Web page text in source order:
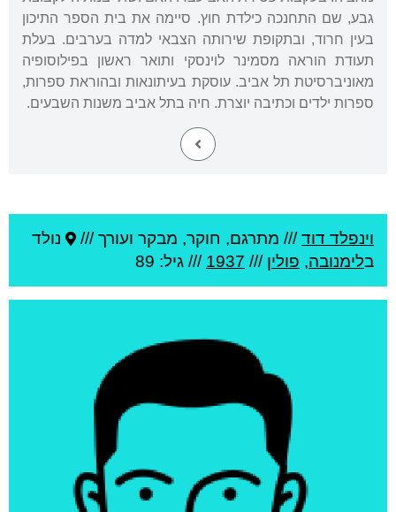
גבע, שם התחנכה כילדת חוץ. סיימה את בית הספר התיכון
בעין חרוד, ובתקופת שירותה הצבאי למדה בערבים. בעלת
תעודת הוראה מסמינר לוינסקי ותואר ראשון בפילוסופיה
מאוניברסיטת תל אביב. עוסקת בעיתונאות ובהוראת ספרות,
ספרות ילדים וכתיבה יוצרת. חיה בתל אביב משנות השבעים.
וינפלד דוד/// מתרגם, חוקר, מבקר ועורך ///
נולד
בלימנובה, פולין ///
1937 /// גיל: 89